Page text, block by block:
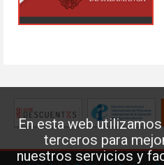
En esta web
terceros para
nuestros servicios y